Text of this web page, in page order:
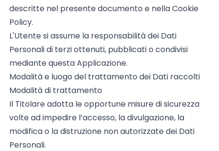
descritte nel presente documento e nella Cookie
Policy.
L'Utente si assume la responsabilità dei Dati
Personali di terzi ottenuti, pubblicati o condivisi
mediante questa Applicazione.
Modalità e luogo del trattamento dei Dati raccolti
Modalità di trattamento
Il Titolare adotta le opportune misure di sicurezza
volte ad impedire l’accesso, la divulgazione, la
modifica o la distruzione non autorizzate dei Dati
Personali.